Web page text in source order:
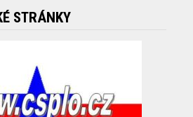
STRÁNKY